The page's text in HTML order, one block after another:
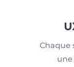
Chaque
une